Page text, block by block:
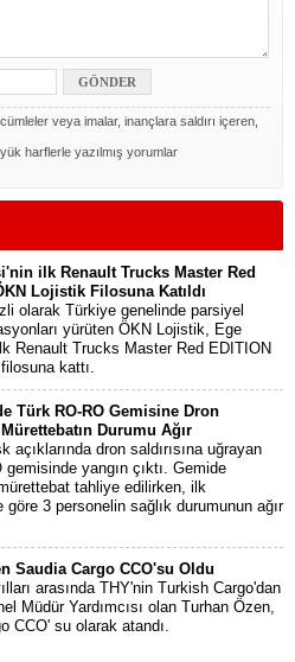
veya imalar, inançlara saldırı içeren,
harflerle yazılmış yorumlar
ilk Renault Trucks Master Red
Lojistik Filosuna Katıldı
olarak Türkiye genelinde parsiyel
yürüten ÖKN Lojistik, Ege
Renault Trucks Master Red EDITION
kattı.
Türk RO-RO Gemisine Dron
Mürettebatın Durumu Ağır
açıklarında dron saldırısına uğrayan
gemisinde yangın çıktı. Gemide
tahliye edilirken, ilk
göre 3 personelin sağlık durumunun ağır
Saudia Cargo CCO'su Oldu
arasında THY'nin Turkish Cargo'dan
Müdür Yardımcısı olan Turhan Özen,
CCO' su olarak atandı.